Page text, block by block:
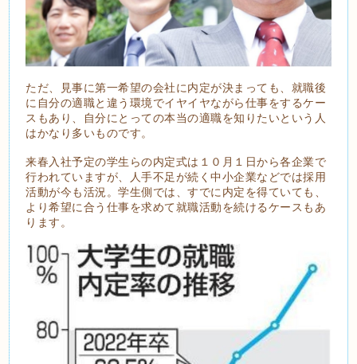
ただ、見事に第一希望の会社に内定が決まっても、就職後
に自分の適職と違う環境でイヤイヤながら仕事をするケー
スもあり、自分にとっての本当の適職を知りたいという人
はかなり多いものです。
来春入社予定の学生らの内定式は１０月１日から各企業で
行われていますが、人手不足が続く中小企業などでは採用
活動が今も活況。学生側では、すでに内定を得ていても、
より希望に合う仕事を求めて就職活動を続けるケースもあ
ります。